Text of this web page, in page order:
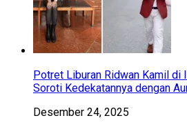
Potret Liburan Ridwan Kamil di
Soroti Kedekatannya dengan
Desember 24, 2025